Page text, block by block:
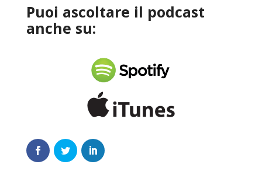
Puoi ascoltare il podcast
anche su: